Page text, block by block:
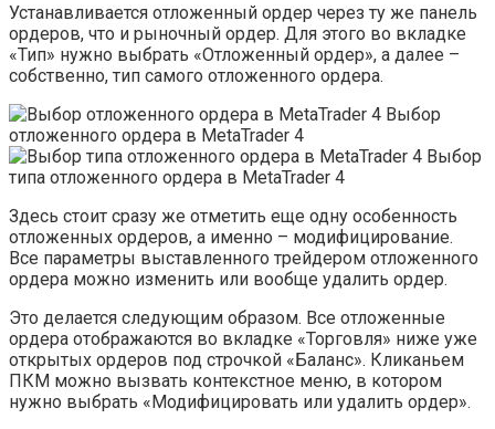
Устанавливается отложенный ордер через ту же панель
ордеров, что и рыночный ордер. Для этого во вкладке
«Тип» нужно выбрать «Отложенный ордер», а далее –
собственно, тип самого отложенного ордера.
Выбор
отложенного ордера в MetaTrader 4
Выбор
типа отложенного ордера в MetaTrader 4
Здесь стоит сразу же отметить еще одну особенность
отложенных ордеров, а именно – модифицирование.
Все параметры выставленного трейдером отложенного
ордера можно изменить или вообще удалить ордер.
Это делается следующим образом. Все отложенные
ордера отображаются во вкладке «Торговля» ниже уже
открытых ордеров под строчкой «Баланс». Кликаньем
ПКМ можно вызвать контекстное меню, в котором
нужно выбрать «Модифицировать или удалить ордер».